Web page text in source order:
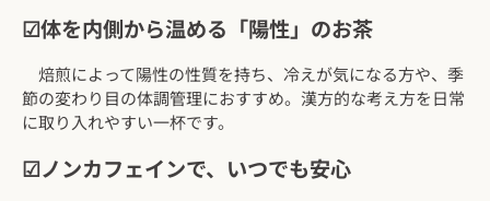
☑体を内側から温める「陽性」のお茶
焙煎によって陽性の性質を持ち、冷えが気になる方や、季
節の変わり目の体調管理におすすめ。漢方的な考え方を日常
に取り入れやすい一杯です。
☑ノンカフェインで、いつでも安心